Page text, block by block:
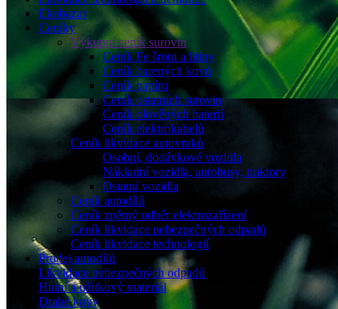
Ekobazar
Ceníky
Výkupní ceník surovin
Ceník Fe šrotu a litiny
Ceník barených kovů
Ceník papíru
Ceník ostatních surovin
Ceník olověných baterií
Ceník elektrokabelů
Ceník likvidace autovraků
Osobní, dodávkové vozidla
Nákladní vozidla, autobusy, traktory
Ostatní vozidla
Ceník autodílů
Ceník zpětný odběr elektrozařízení
Ceník likvidace nebezpečných odpadů
Ceník likvidace technologií
Prodej autodílů
Likvidace nebezpečných odpadů
Hutní a užitkový materiál
Drahé kovy